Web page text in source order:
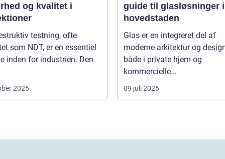
og kvalitet i
testning, ofte
som NDT, er en essentiel
inden for industrien. Den
2025
guide til glasløsninger i
hovedstaden
Glas er en integreret del af
moderne arkitektur og
både i private hjem og
kommercielle...
09 juli 2025